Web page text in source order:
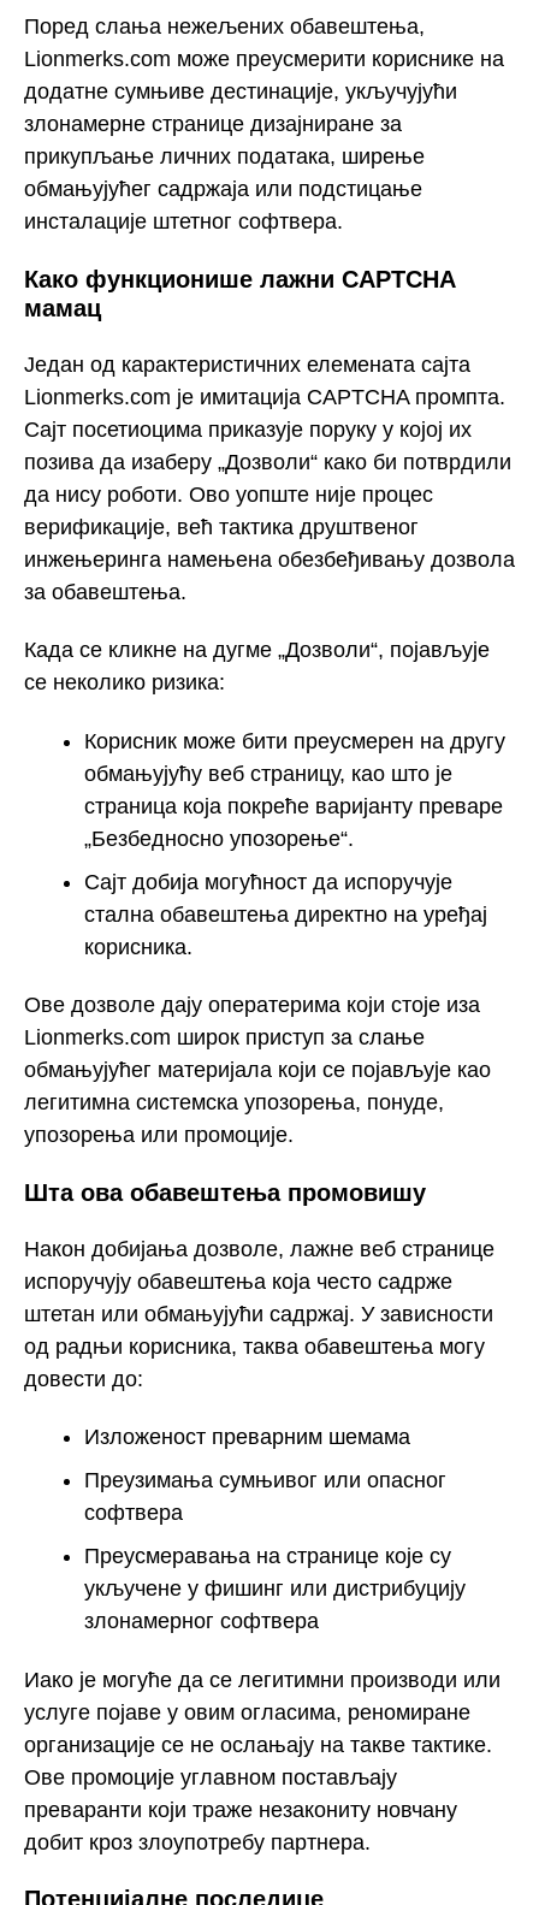
Поред слања нежељених обавештења,
Lionmerks.com може преусмерити кориснике на
додатне сумњиве дестинације, укључујући
злонамерне странице дизајниране за
прикупљање личних података, ширење
обмањујућег садржаја или подстицање
инсталације штетног софтвера.
Како функционише лажни CAPTCHA
мамац
Један од карактеристичних елемената сајта
Lionmerks.com је имитација CAPTCHA промпта.
Сајт посетиоцима приказује поруку у којој их
позива да изаберу „Дозволи“ како би потврдили
да нису роботи. Ово уопште није процес
верификације, већ тактика друштвеног
инжењеринга намењена обезбеђивању дозвола
за обавештења.
Када се кликне на дугме „Дозволи“, појављује
се неколико ризика:
Корисник може бити преусмерен на другу
обмањујућу веб страницу, као што је
страница која покреће варијанту преваре
„Безбедносно упозорење“.
Сајт добија могућност да испоручује
стална обавештења директно на уређај
корисника.
Ове дозволе дају оператерима који стоје иза
Lionmerks.com широк приступ за слање
обмањујућег материјала који се појављује као
легитимна системска упозорења, понуде,
упозорења или промоције.
Шта ова обавештења промовишу
Након добијања дозволе, лажне веб странице
испоручују обавештења која често садрже
штетан или обмањујући садржај. У зависности
од радњи корисника, таква обавештења могу
довести до:
Изложеност преварним шемама
Преузимања сумњивог или опасног
софтвера
Преусмеравања на странице које су
укључене у фишинг или дистрибуцију
злонамерног софтвера
Иако је могуће да се легитимни производи или
услуге појаве у овим огласима, реномиране
организације се не ослањају на такве тактике.
Ове промоције углавном постављају
преваранти који траже незакониту новчану
добит кроз злоупотребу партнера.
Потенцијалне последице